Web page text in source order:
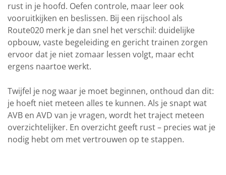
rust in je hoofd. Oefen controle, maar leer ook
vooruitkijken en beslissen. Bij een rijschool als
Route020 merk je dan snel het verschil: duidelijke
opbouw, vaste begeleiding en gericht trainen zorgen
ervoor dat je niet zomaar lessen volgt, maar echt
ergens naartoe werkt.
Twijfel je nog waar je moet beginnen, onthoud dan dit:
je hoeft niet meteen alles te kunnen. Als je snapt wat
AVB en AVD van je vragen, wordt het traject meteen
overzichtelijker. En overzicht geeft rust – precies wat je
nodig hebt om met vertrouwen op te stappen.